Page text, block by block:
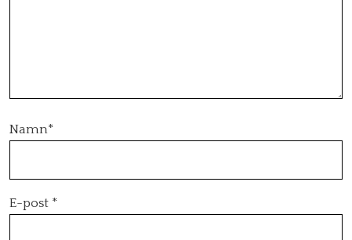
Namn*
E-post *